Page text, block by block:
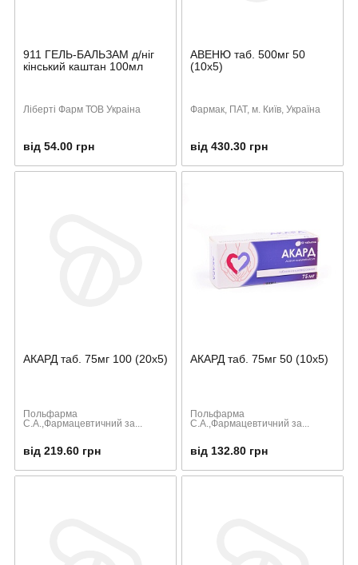
911 ГЕЛЬ-БАЛЬЗАМ д/ніг
кінський каштан 100мл
Ліберті Фарм ТОВ Украіна
від 54.00 грн
АВЕНЮ таб. 500мг 50
(10х5)
Фармак, ПАТ, м. Київ, Україна
від 430.30 грн
АКАРД таб. 75мг 100 (20х5)
Польфарма
С.А.,Фармацевтичний за...
від 219.60 грн
АКАРД таб. 75мг 50 (10х5)
Польфарма
С.А.,Фармацевтичний за...
від 132.80 грн